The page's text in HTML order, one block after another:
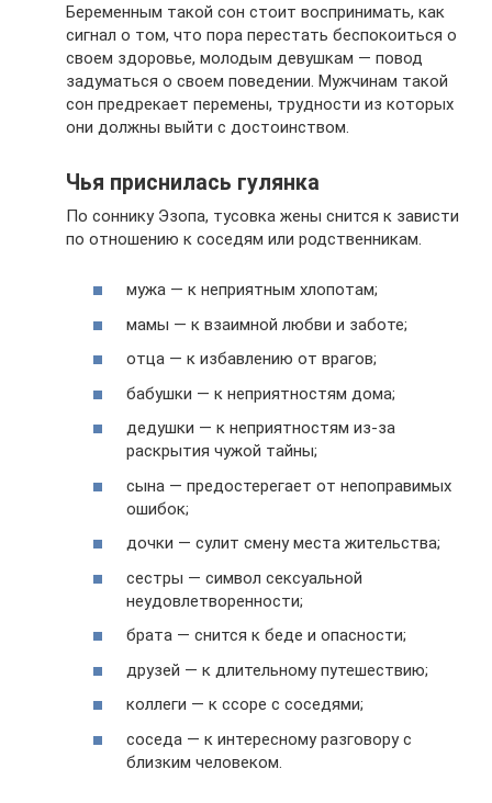
Беременным такой сон стоит воспринимать, как
сигнал о том, что пора перестать беспокоиться о
своем здоровье, молодым девушкам — повод
задуматься о своем поведении. Мужчинам такой
сон предрекает перемены, трудности из которых
они должны выйти с достоинством.
Чья приснилась гулянка
По соннику Эзопа, тусовка жены снится к зависти
по отношению к соседям или родственникам.
мужа — к неприятным хлопотам;
мамы — к взаимной любви и заботе;
отца — к избавлению от врагов;
бабушки — к неприятностям дома;
дедушки — к неприятностям из-за
раскрытия чужой тайны;
сына — предостерегает от непоправимых
ошибок;
дочки — сулит смену места жительства;
сестры — символ сексуальной
неудовлетворенности;
брата — снится к беде и опасности;
друзей — к длительному путешествию;
коллеги — к ссоре с соседями;
соседа — к интересному разговору с
близким человеком.